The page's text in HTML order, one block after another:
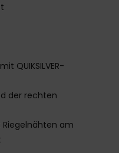
QUIKSILVER-
der rechten
am